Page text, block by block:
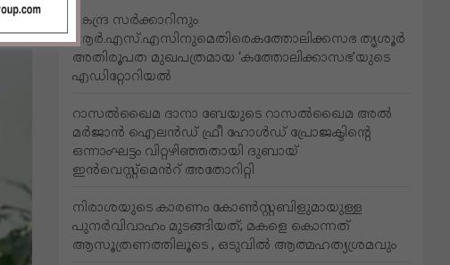
കേന്ദ്ര സർക്കാറിനും
ആർ.എസ്.എസിനുമെതിരെകത്തോലിക്കസഭ തൃശൂർ
അതിരൂപത മുഖപത്രമായ ‘കത്തോലിക്കാസഭ’യുടെ
എഡിറ്റോറിയൽ
റാസൽഖൈമ ദാനാ ബേയുടെ റാസൽഖൈമ അൽ
മർജാൻ ഐലൻഡ് ഫ്രീ ഹോൾഡ് പ്രോജക്ടിന്റെ
ഒന്നാംഘട്ടം വിറ്റഴിഞ്ഞതായി ദുബായ്
ഇൻവെസ്റ്റ്‌മെൻറ് അതോറിറ്റി
നിരാശയുടെ കാരണം കോണ്‍സ്റ്റബിളുമായുള്ള
പുനര്‍വിവാഹം മുടങ്ങിയത്; മകളെ കൊന്നത്
ആസൂത്രണത്തിലൂടെ , ഒടുവിൽ ആത്മഹത്യശ്രമവും